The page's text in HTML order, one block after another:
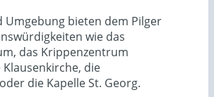
Umgebung bieten dem Pilger
wie das
das Krippenzentrum
die
die Kapelle St. Georg.